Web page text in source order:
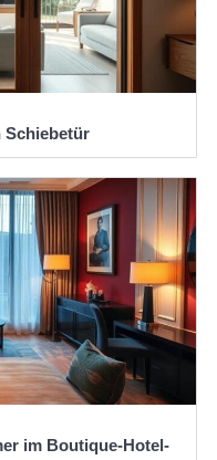
Schiebetür
im Boutique-Hotel-